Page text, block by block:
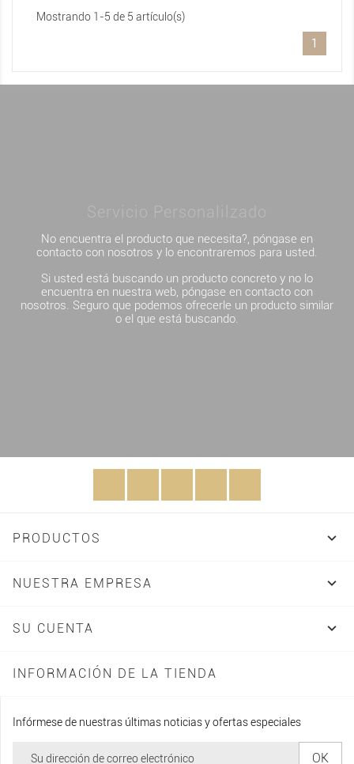
Mostrando 1-5 de 5 artículo(s)
1
No encuentra el producto que necesita?, póngase en
contacto con nosotros y lo encontraremos para usted.
Si usted está buscando un producto concreto y no lo
encuentra en nuestra web, póngase en contacto con
nosotros. Seguro que podemos ofrecerle un producto similar
o el que está buscando.
PRODUCTOS 
NUESTRA EMPRESA 
SU CUENTA 
INFORMACIÓN DE LA TIENDA
Infórmese de nuestras últimas noticias y ofertas especiales